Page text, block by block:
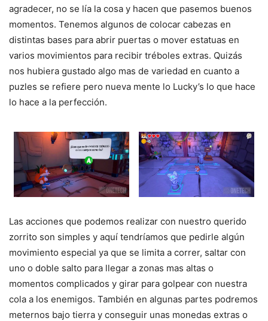
agradecer, no se lía la cosa y hacen que pasemos buenos
momentos. Tenemos algunos de colocar cabezas en
distintas bases para abrir puertas o mover estatuas en
varios movimientos para recibir tréboles extras. Quizás
nos hubiera gustado algo mas de variedad en cuanto a
puzles se refiere pero nueva mente lo Lucky’s lo que hace
lo hace a la perfección.
Las acciones que podemos realizar con nuestro querido
zorrito son simples y aquí tendríamos que pedirle algún
movimiento especial ya que se limita a correr, saltar con
uno o doble salto para llegar a zonas mas altas o
momentos complicados y girar para golpear con nuestra
cola a los enemigos. También en algunas partes podremos
meternos bajo tierra y conseguir unas monedas extras o